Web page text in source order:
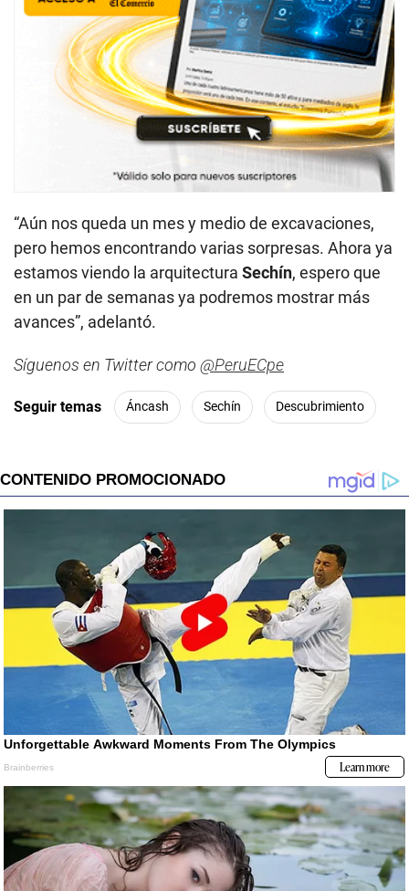
“Aún nos queda un mes y medio de excavaciones,
pero hemos encontrando varias sorpresas. Ahora ya
estamos viendo la arquitectura Sechín, espero que
en un par de semanas ya podremos mostrar más
avances”, adelantó.
Síguenos en Twitter como @PeruECpe
Seguir temas Áncash Sechín Descubrimiento